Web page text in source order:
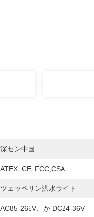
深セン中国
ATEX, CE, FCC,CSA
ツェッペリン洪水ライト
AC85-265V、か DC24-36V